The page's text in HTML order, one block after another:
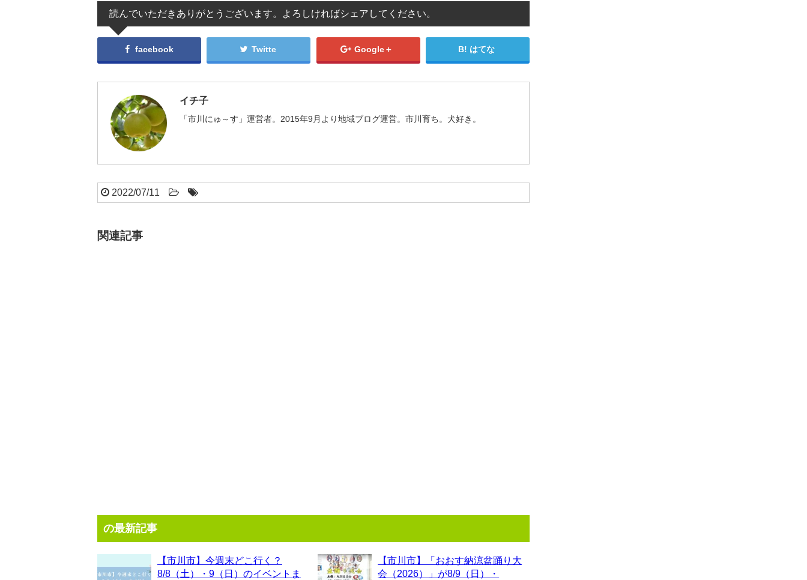
読んでいただきありがとうございます。よろしければシェアしてください。
facebook Twitte Google＋ はてな
イチ子
「市川にゅ～す」運営者。2015年9月より地域ブログ運営。市川育ち。犬好き。
2022/07/11
関連記事
の最新記事
【市川市】今週末どこ行く？
8/8（土）・9（日）のイベントま
【市川市】「おおす納涼盆踊り大
会（2026）」が8/9（日）・